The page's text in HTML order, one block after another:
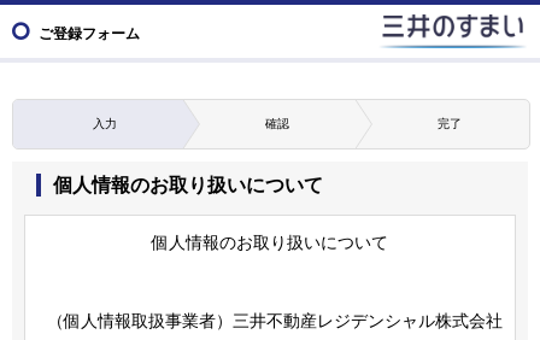
ご登録フォーム
入力 確認 完了
個人情報のお取り扱いについて
個人情報のお取り扱いについて
（個人情報取扱事業者） 三井不動産レジデンシャル株式会社